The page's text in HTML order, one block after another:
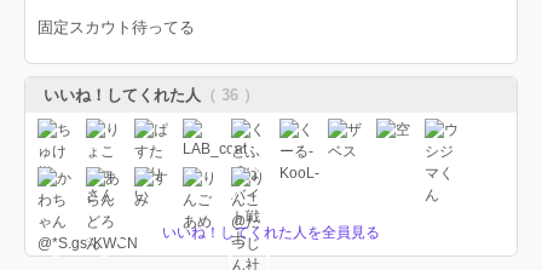
固定スカウト待ってる
いいね！してくれた人 （ 36 ）
いいね！してくれた人を全員見る